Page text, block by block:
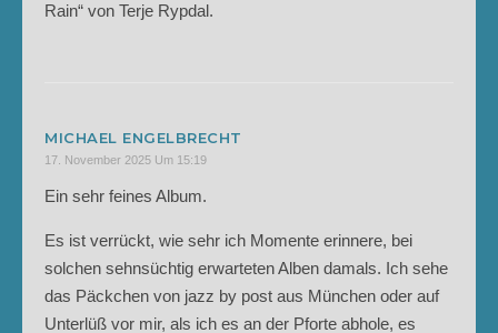
Rain“ von Terje Rypdal.
MICHAEL ENGELBRECHT
17. November 2025 Um 15:19
Ein sehr feines Album.
Es ist verrückt, wie sehr ich Momente erinnere, bei
solchen sehnsüchtig erwarteten Alben damals. Ich sehe
das Päckchen von jazz by post aus München oder auf
Unterlüß vor mir, als ich es an der Pforte abhole, es